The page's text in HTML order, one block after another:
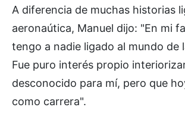
A diferencia de muchas historias
aeronaútica, Manuel dijo: "En mi
tengo a nadie ligado al mundo de
Fue puro interés propio
desconocido para mí, pero que
como carrera".